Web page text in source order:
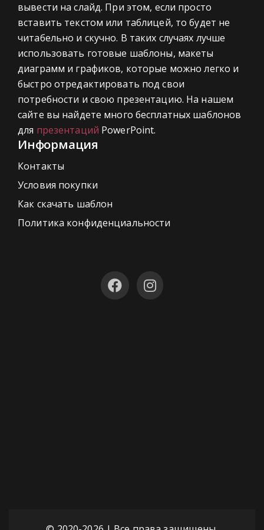
вывести на слайд. При этом, если просто
вставить текстом или таблицей, то будет не
читабельно и скучно. В таких случаях лучше
использовать готовые шаблоны, макеты
диаграмм и графиков, которые можно легко и
быстро отредактировать под свои
потребности и свою презентацию. На нашем
сайте вы найдете много бесплатных шаблонов
для презентаций PowerPoint.
Информация
Контакты
Условия покупки
Как скачать шаблон
Политика конфиденциальности